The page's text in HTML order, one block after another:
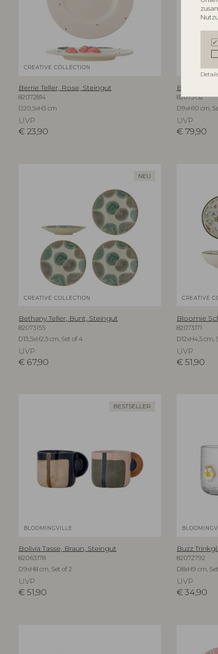
CREATIVE COLLECTION
Berrie Teller, Rose, Steingut
82072814
D20,5xH3 cm
UVP
€ 23,90
CREATIVE
Bethany
82073152
D9xH10 cm,
UVP
€ 79,90
NEU
CREATIVE COLLECTION
Bethany Teller, Bunt, Steingut
82073155
D13,5xH2,5 cm, Set of 4
UVP
€ 67,90
CREATIVE
Bloomie
82073171
D12xH4,5 cm,
UVP
€51,90
BESTSELLER
BLOOMINGVILLE
Bolivia Tasse, Braun, Steingut
82063178
D9xH8 cm, Set of 2
UVP
€51,90
Buzz
82072792
D8xH9 cm,
UVP
€34,90